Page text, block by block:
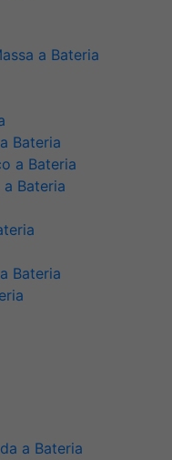
a Bateria
Bateria
a Bateria
a Bateria
Bateria
a Bateria